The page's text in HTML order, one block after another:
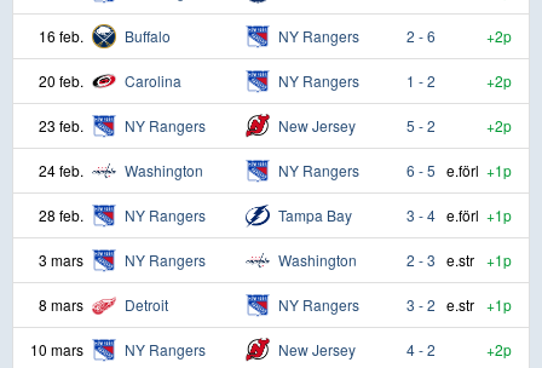
16 feb. Buffalo NY Rangers 2 - 6 +2p
20 feb. Carolina NY Rangers 1 - 2 +2p
23 feb. NY Rangers New Jersey 5 - 2 +2p
24 feb. Washington NY Rangers 6 - 5 e.förl +1p
28 feb. NY Rangers Tampa Bay 3 - 4 e.förl +1p
3 mars NY Rangers Washington 2 - 3 e.str +1p
8 mars Detroit NY Rangers 3 - 2 e.str +1p
10 mars NY Rangers New Jersey 4 - 2 +2p